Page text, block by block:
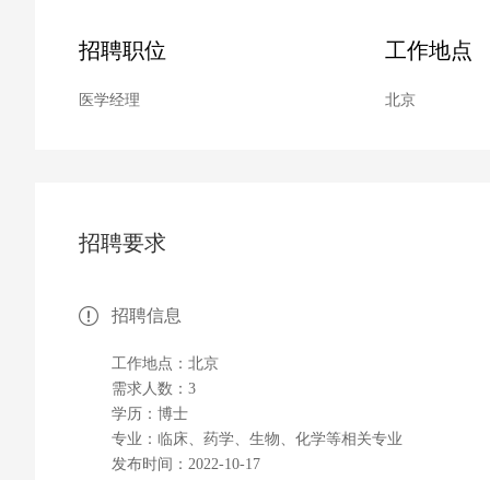
招聘职位
医学经理
工作地点
北京
招聘要求
招聘信息
工作地点：北京
需求人数：3
学历：博士
专业：临床、药学、生物、化学等相关专业
发布时间：2022-10-17